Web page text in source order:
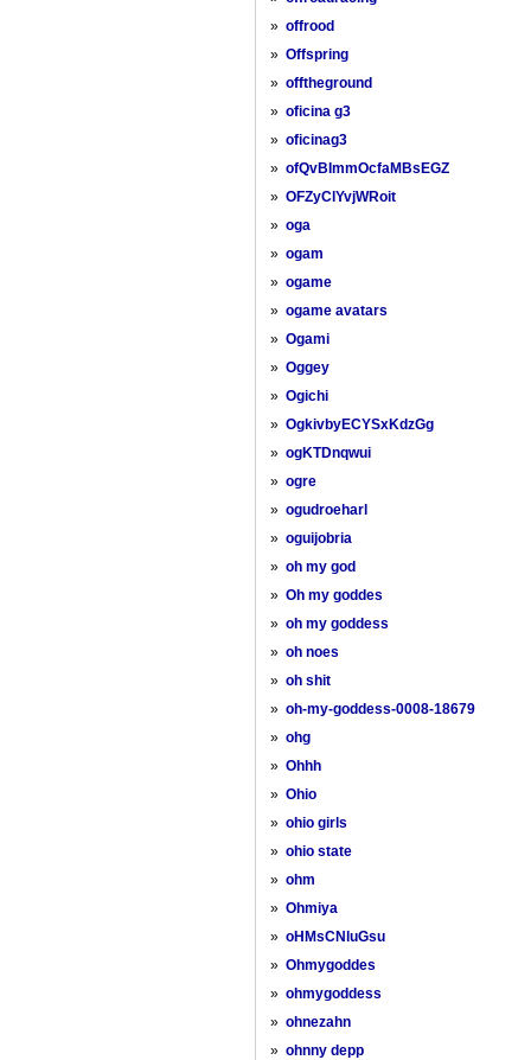
» offrood
» Offspring
» offtheground
» oficina g3
» oficinag3
» ofQvBImmOcfaMBsEGZ
» OFZyClYvjWRoit
» oga
» ogam
» ogame
» ogame avatars
» Ogami
» Oggey
» Ogichi
» OgkivbyECYSxKdzGg
» ogKTDnqwui
» ogre
» ogudroeharl
» oguijobria
» oh my god
» Oh my goddes
» oh my goddess
» oh noes
» oh shit
» oh-my-goddess-0008-18679
» ohg
» Ohhh
» Ohio
» ohio girls
» ohio state
» ohm
» Ohmiya
» oHMsCNluGsu
» Ohmygoddes
» ohmygoddess
» ohnezahn
» ohnny depp